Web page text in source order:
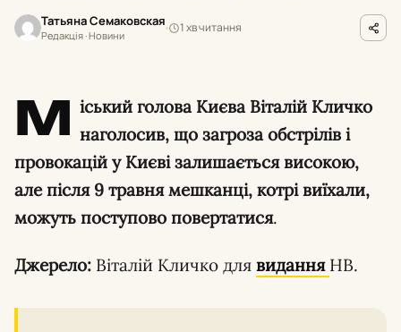
Татьяна Семаковская
Редакція · Новини
1 хв читання
М іський голова Києва Віталій Кличко
наголосив, що загроза обстрілів і
провокацій у Києві залишається високою,
але після 9 травня мешканці, котрі виїхали,
можуть поступово повертатися.
Джерело: Віталій Кличко для видання НВ.